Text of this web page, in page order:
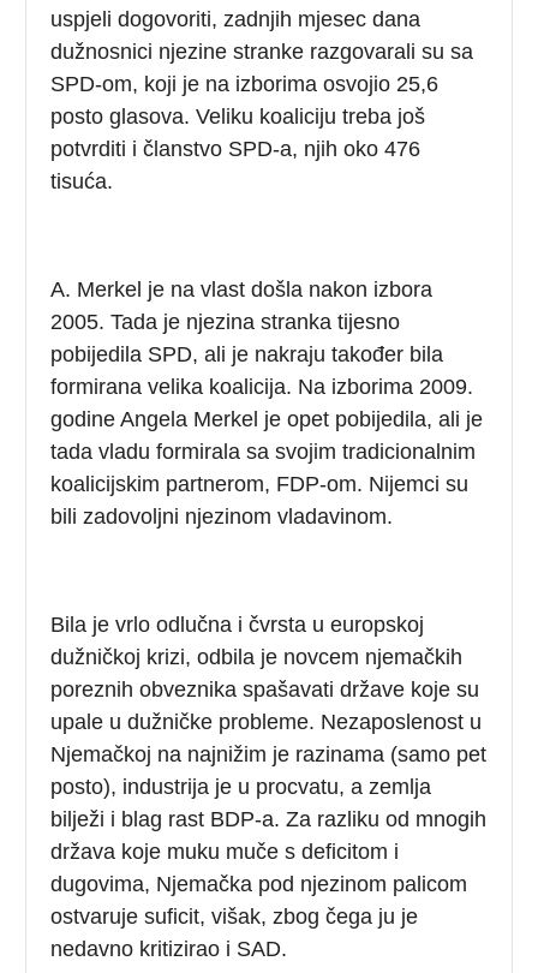
uspjeli dogovoriti, zadnjih mjesec dana
dužnosnici njezine stranke razgovarali su sa
SPD-om, koji je na izborima osvojio 25,6
posto glasova. Veliku koaliciju treba još
potvrditi i članstvo SPD-a, njih oko 476
tisuća.
A. Merkel je na vlast došla nakon izbora
2005. Tada je njezina stranka tijesno
pobijedila SPD, ali je nakraju također bila
formirana velika koalicija. Na izborima 2009.
godine Angela Merkel je opet pobijedila, ali je
tada vladu formirala sa svojim tradicionalnim
koalicijskim partnerom, FDP-om. Nijemci su
bili zadovoljni njezinom vladavinom.
Bila je vrlo odlučna i čvrsta u europskoj
dužničkoj krizi, odbila je novcem njemačkih
poreznih obveznika spašavati države koje su
upale u dužničke probleme. Nezaposlenost u
Njemačkoj na najnižim je razinama (samo pet
posto), industrija je u procvatu, a zemlja
bilježi i blag rast BDP-a. Za razliku od mnogih
država koje muku muče s deficitom i
dugovima, Njemačka pod njezinom palicom
ostvaruje suficit, višak, zbog čega ju je
nedavno kritizirao i SAD.